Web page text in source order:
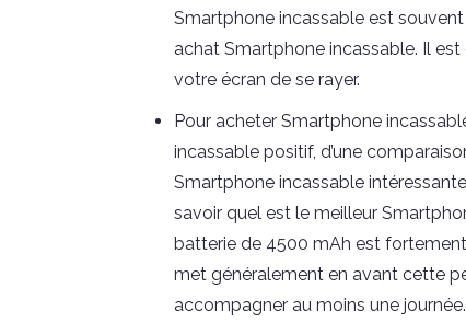
Smartphone incassable est
achat Smartphone incassable. Il
votre écran de se rayer.
Pour acheter Smartphone
incassable positif, d’une
Smartphone incassable
savoir quel est le meilleur
batterie de 4500 mAh est
met généralement en avant cette
accompagner au moins une journée.